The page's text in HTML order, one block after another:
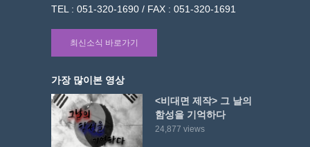
TEL : 051-320-1690 / FAX : 051-320-1691
최신소식 바로가기
가장 많이본 영상
<비대면 제작> 그 날의
함성을 기억하다
24,877 views